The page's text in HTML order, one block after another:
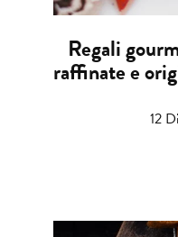
Regali
raffinate e
12